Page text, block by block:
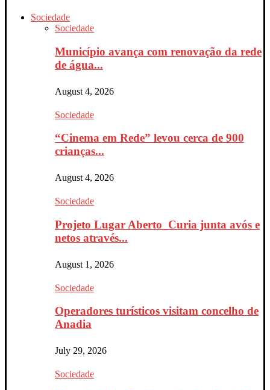
Sociedade
Sociedade
Município avança com renovação da rede
de água...
August 4, 2026
Sociedade
“Cinema em Rede” levou cerca de 900
crianças...
August 4, 2026
Sociedade
Projeto Lugar Aberto_Curia junta avós e
netos através...
August 1, 2026
Sociedade
Operadores turísticos visitam concelho de
Anadia
July 29, 2026
Sociedade